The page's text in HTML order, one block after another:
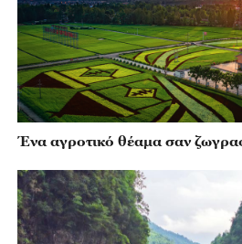
Ένα αγροτικό θέαμα σαν